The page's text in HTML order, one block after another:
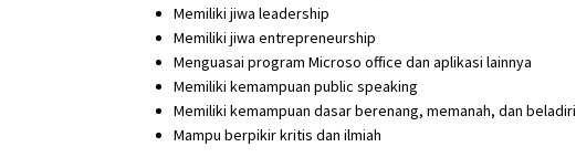
Memiliki jiwa leadership
Memiliki jiwa entrepreneurship
Menguasai program Microsoft office dan aplikasi lainnya
Memiliki kemampuan public speaking
Memiliki kemampuan dasar berenang, memanah, dan beladiri
Mampu berpikir kritis dan ilmiah